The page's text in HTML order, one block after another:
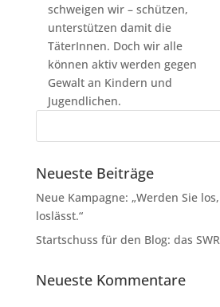
schweigen wir – schützen,
unterstützen damit die
TäterInnen. Doch wir alle
können aktiv werden gegen
Gewalt an Kindern und
Jugendlichen.
Neueste Beiträge
Neue Kampagne: „Werden Sie
loslässt.“
Startschuss für den Blog: das
Neueste Kommentare